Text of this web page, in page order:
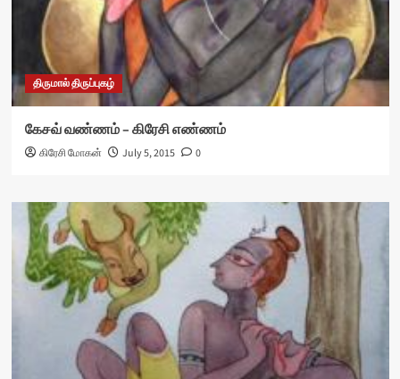
திருமால் திருப்புகழ்
கேசவ் வண்ணம் – கிரேசி எண்ணம்
கிரேசி மோகன் July 5, 2015 0